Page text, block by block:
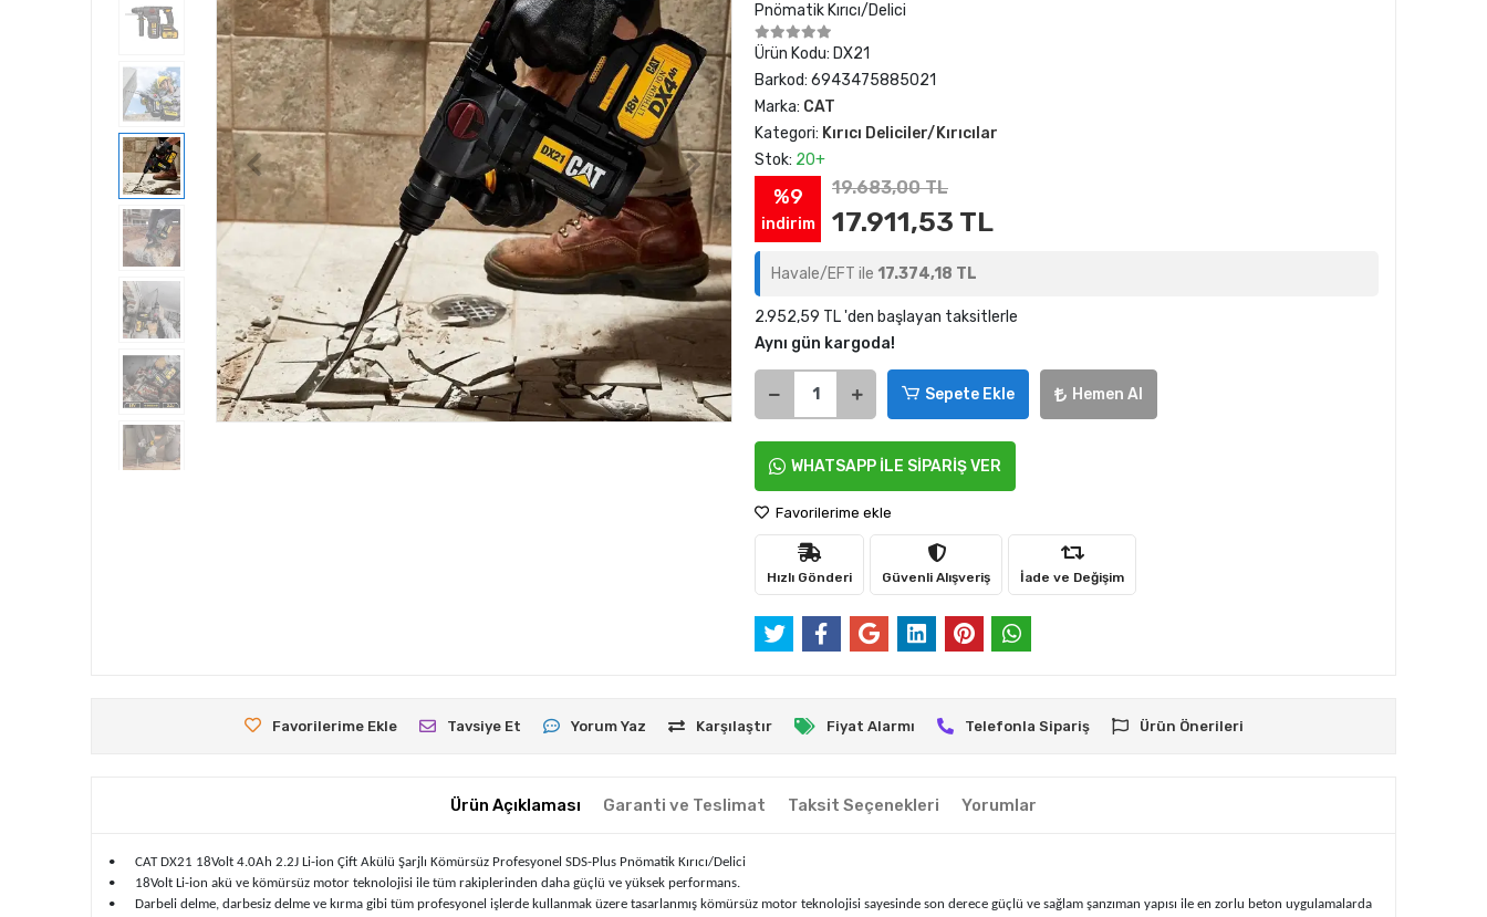
Pnömatik Kırıcı/Delici
Ürün Kodu: DX21
Barkod: 6943475885021
Marka: CAT
Kategori: Kırıcı Deliciler/Kırıcılar
Stok: 20+
%9
indirim
19.683,00 TL
17.911,53 TL
Havale/EFT ile 17.374,18 TL
2.952,59 TL 'den başlayan taksitlerle
Aynı gün kargoda!
Sepete Ekle Hemen Al
WHATSAPP İLE SİPARİŞ VER
Favorilerime ekle
Hızlı Gönderi Güvenli Alışveriş İade ve Değişim
Favorilerime Ekle Tavsiye Et Yorum Yaz Karşılaştır Fiyat Alarmı Telefonla Sipariş Ürün Önerileri
Ürün Açıklaması Garanti ve Teslimat Taksit Seçenekleri Yorumlar
•
CAT DX21 18Volt 4.0Ah 2.2J Li-ion Çift Akülü Şarjlı Kömürsüz Profesyonel SDS-Plus Pnömatik Kırıcı/Delici
•
18Volt Li-ion akü ve kömürsüz motor teknolojisi ile tüm rakiplerinden daha güçlü ve yüksek performans.
•
Darbeli delme, darbesiz delme ve kırma gibi tüm profesyonel işlerde kullanmak üzere tasarlanmış kömürsüz motor teknolojisi sayesinde son derece güçlü ve sağlam şanzıman yapısı ile en zorlu beton uygulamalarda